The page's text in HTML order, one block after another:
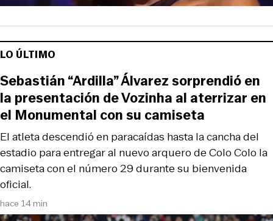
LO ÚLTIMO
hace 14 min
El atleta descendió en paracaídas hasta la cancha del
estadio para entregar al nuevo arquero de Colo Colo la
camiseta con el número 29 durante su bienvenida
oficial.
Sebastián “Ardilla” Álvarez sorprendió en
la presentación de Vozinha al aterrizar en
el Monumental con su camiseta